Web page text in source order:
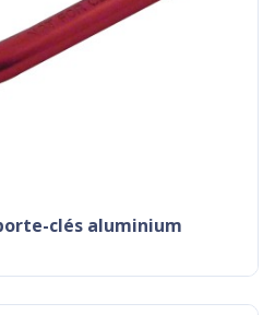
clés aluminium